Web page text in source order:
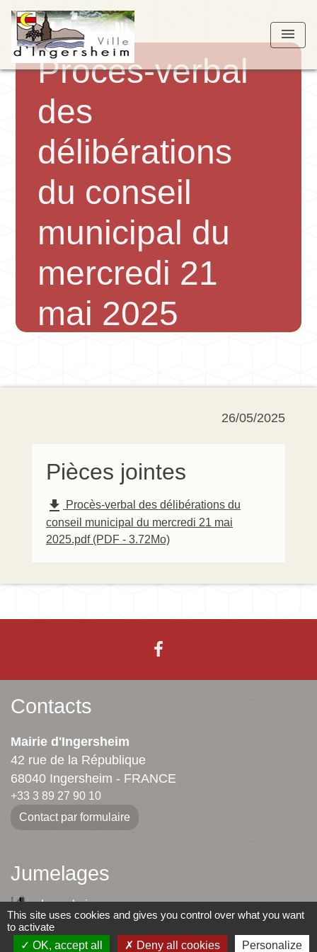
menu
Procès-verbal
des
délibérations
du conseil
municipal du
mercredi 21
mai 2025
délibérations du conseil municipal du
26/05/2025
Pièces jointes
file_download
Procès-verbal des délibérations du
conseil municipal du mercredi 21 mai
2025.pdf (PDF - 3.72Mo)
Contacts
Mairie d'Ingersheim
42 rue de la République
68040 Ingersheim - FRANCE
+33 3 89 27 90 10
Contact par formulaire
Jumelages
Ingersheim
Mauriac
This site uses cookies and gives you control over what you want
to activate
OK, accept all
Deny all cookies Personalize